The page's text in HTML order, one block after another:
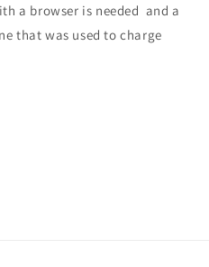
a browser is needed and a
that was used to charge